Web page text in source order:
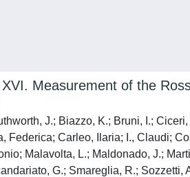
Measurement of the
J.; Biazzo, K.; Bruni, I.;
Federica; Carleo, Ilaria; I., Claudi;
Malavolta, L.; Maldonado, J.;
G.; Smareglia, R.; Sozzetti,